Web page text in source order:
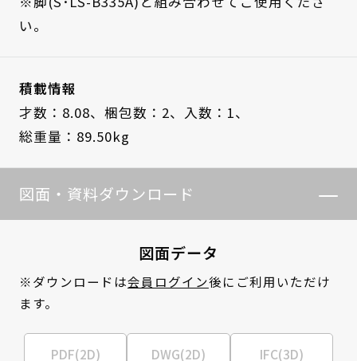
い。
積載情報
才数：8.08、 梱包数：2、 入数：1、
総重量：89.50kg
図面・資料ダウンロード
図面データ
※ダウンロードは会員ログイン後にご利用いただけ
ます。
PDF(2D) DWG(2D) IFC(3D)